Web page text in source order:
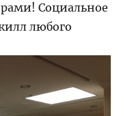
Социальное
любого